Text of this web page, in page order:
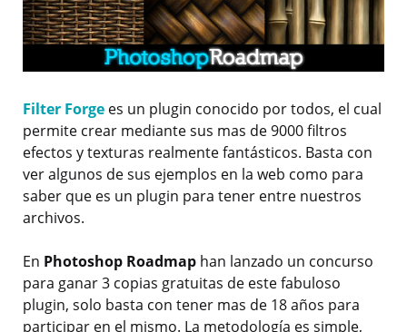
Filter Forge es un plugin conocido por todos, el cual
permite crear mediante sus mas de 9000 filtros
efectos y texturas realmente fantásticos. Basta con
ver algunos de sus ejemplos en la web como para
saber que es un plugin para tener entre nuestros
archivos.
En Photoshop Roadmap han lanzado un concurso
para ganar 3 copias gratuitas de este fabuloso
plugin, solo basta con tener mas de 18 años para
participar en el mismo. La metodología es simple,